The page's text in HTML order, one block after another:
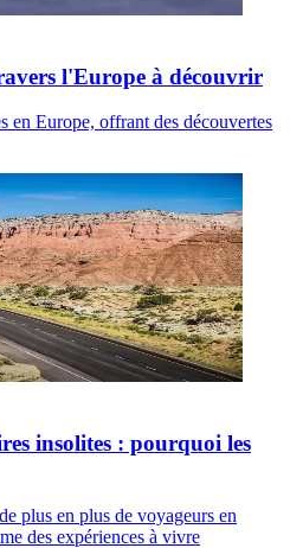
l'Europe à découvrir
en Europe, offrant des découvertes
insolites : pourquoi les
plus en plus de voyageurs en
des expériences à vivre